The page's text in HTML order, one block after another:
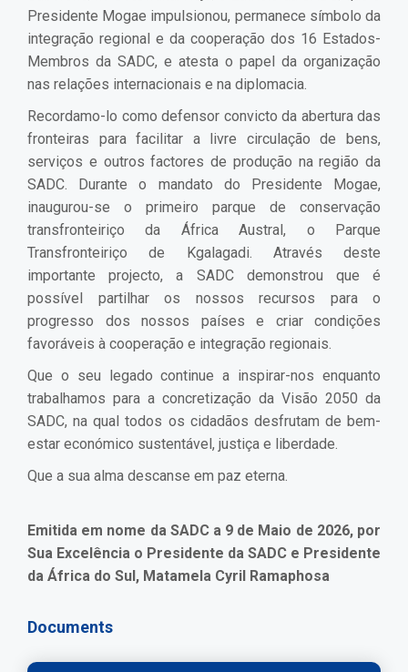
Presidente Mogae impulsionou, permanece símbolo da
integração regional e da cooperação dos 16 Estados-
Membros da SADC, e atesta o papel da organização
nas relações internacionais e na diplomacia.
Recordamo-lo como defensor convicto da abertura das
fronteiras para facilitar a livre circulação de bens,
serviços e outros factores de produção na região da
SADC. Durante o mandato do Presidente Mogae,
inaugurou-se o primeiro parque de conservação
transfronteiriço da África Austral, o Parque
Transfronteiriço de Kgalagadi. Através deste
importante projecto, a SADC demonstrou que é
possível partilhar os nossos recursos para o
progresso dos nossos países e criar condições
favoráveis à cooperação e integração regionais.
Que o seu legado continue a inspirar-nos enquanto
trabalhamos para a concretização da Visão 2050 da
SADC, na qual todos os cidadãos desfrutam de bem-
estar económico sustentável, justiça e liberdade.
Que a sua alma descanse em paz eterna.
Emitida em nome da SADC a 9 de Maio de 2026, por
Sua Excelência o Presidente da SADC e Presidente
da África do Sul, Matamela Cyril Ramaphosa
Documents